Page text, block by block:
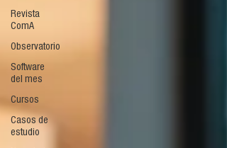
Revista
ComA
Observatorio
Software
del mes
Cursos
Casos de
estudio